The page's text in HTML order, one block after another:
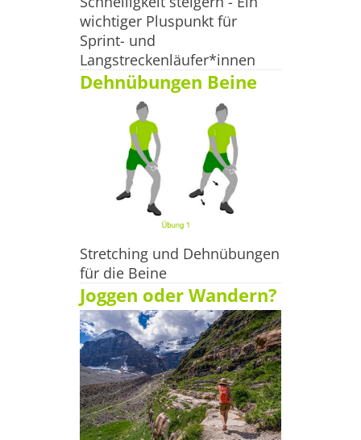
URL: www.life-sport-iserlohn.de/
Öffnungszeiten Montag bis Mittwoch: 10:00 - 18:30 Uhr
Wenn Du selbst noch Sportgeschäfte in
wichtiger Pluspunkt für
Sprint- und
Langstreckenläufer*innen
Dehnübungen Beine
Stretching und Dehnübungen
für die Beine
Joggen oder Wandern?